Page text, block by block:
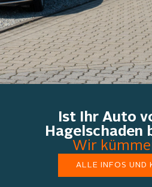
Willkommen
Autohaus
Ist Ihr Auto
Hagelschaden
Wir
ALLE INFOS UND